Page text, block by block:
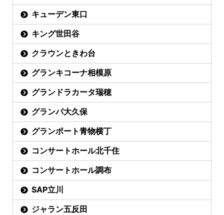
キューデン東口
キング世田谷
クラウンときわ台
グランキコーナ相模原
グランドラカータ瑞穂
グランパ大久保
グランポート青物横丁
コンサートホール北千住
コンサートホール調布
SAP立川
ジャラン五反田